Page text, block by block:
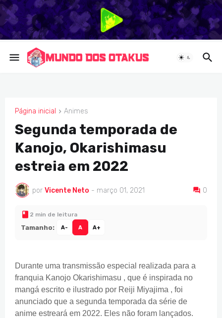
Página inicial Animes
ANIMES
Segunda temporada de
Kanojo, Okarishimasu
estreia em 2022
por Vicente Neto - março 01, 2021 0
2 min de leitura
Tamanho: A- A A+
Durante uma transmissão especial realizada para a
franquia Kanojo Okarishimasu , que é inspirada no
mangá escrito e ilustrado por Reiji Miyajima , foi
anunciado que a segunda temporada da série de
anime estreará em 2022. Eles não foram lançados.